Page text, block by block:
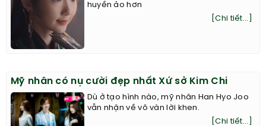
huyền ảo hơn
[Chi tiết...]
Mỹ nhân có nụ cười đẹp nhất Xứ sở Kim Chi
Dù ở tạo hình nào, mỹ nhân Han Hyo Joo
vẫn nhận về vô vàn lời khen.
[Chi tiết...]